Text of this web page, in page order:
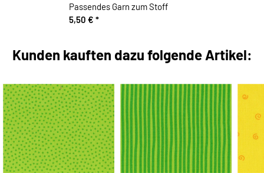
Passendes Garn zum Stoff
5,50 € *
Kunden kauften dazu folgende Artikel: